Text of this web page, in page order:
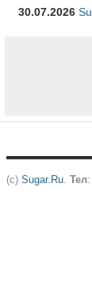
30.07.2026
(c) Sugar.Ru. Тел